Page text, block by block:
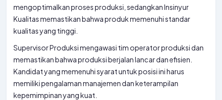
mengoptimalkan proses produksi, sedangkan Insinyur
Kualitas memastikan bahwa produk memenuhi standar
kualitas yang tinggi.
Supervisor Produksi mengawasi tim operator produksi dan
memastikan bahwa produksi berjalan lancar dan efisien.
Kandidat yang memenuhi syarat untuk posisi ini harus
memiliki pengalaman manajemen dan keterampilan
kepemimpinan yang kuat.